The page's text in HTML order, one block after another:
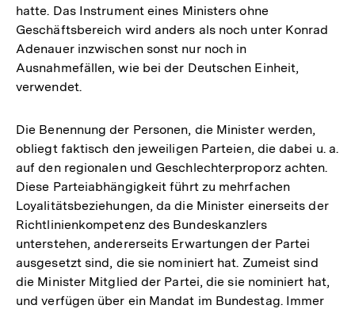
hatte. Das Instrument eines Ministers ohne
Geschäftsbereich wird anders als noch unter Konrad
Adenauer inzwischen sonst nur noch in
Ausnahmefällen, wie bei der Deutschen Einheit,
verwendet.
Die Benennung der Personen, die Minister werden,
obliegt faktisch den jeweiligen Parteien, die dabei u. a.
auf den regionalen und Geschlechterproporz achten.
Diese Parteiabhängigkeit führt zu mehrfachen
Loyalitätsbeziehungen, da die Minister einerseits der
Richtlinienkompetenz des Bundeskanzlers
unterstehen, andererseits Erwartungen der Partei
ausgesetzt sind, die sie nominiert hat. Zumeist sind
die Minister Mitglied der Partei, die sie nominiert hat,
und verfügen über ein Mandat im Bundestag. Immer